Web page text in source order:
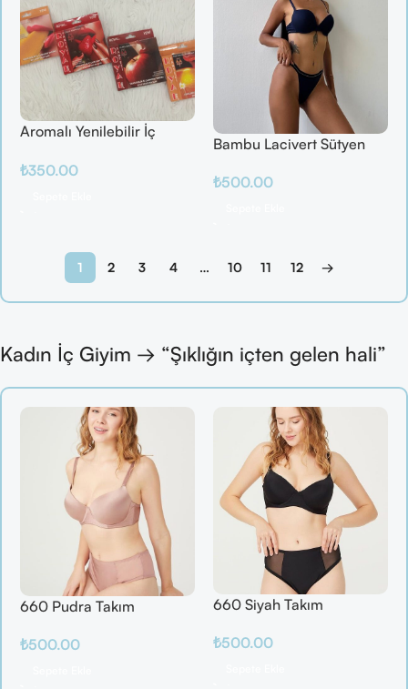
Aromalı Yenilebilir İç
/ Elma / Portakal
₺350.00
Bambu Lacivert Sütyen
₺500.00
1 2 3 4 … 10 11 12 →
Kadın İç Giyim → “Şıklığın içten gelen hali”
660 Pudra Takım
₺500.00
660 Siyah Takım
₺500.00